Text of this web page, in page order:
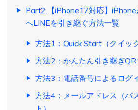
Part2.【iPhone17対応】
へLINEを引き継ぐ方法一覧
方法1：Quick Start（クイッ
方法2：かんたん引き継ぎQR
方法3：電話番号によるログ
方法4：メールアドレス（パ